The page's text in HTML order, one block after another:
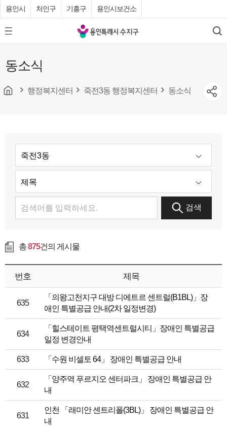
용인시 처인구 기흥구 용인시보건소
모
바
메
뉴
튼
용
인
수
검
색
동소식
행정복지센터 죽전3동 행정복지센터 동소식
검색
총875건의 게시물
번호 제목
635
「의왕고천지구 대방 디에트르 센트럴(B1BL)」장
애인 특별공급 안내(2차 일정변경)
634
「힐스테이트 평택역센트럴시티」장애인 특별공급
일정 변경안내
633 「수원 비셀토 64」 장애인 특별공급 안내
632
「양주역 푸르지오 센터파크」 장애인 특별공급 안
내
631
인천 「래미안 센트리폴(3BL)」 장애인 특별공급 안
내